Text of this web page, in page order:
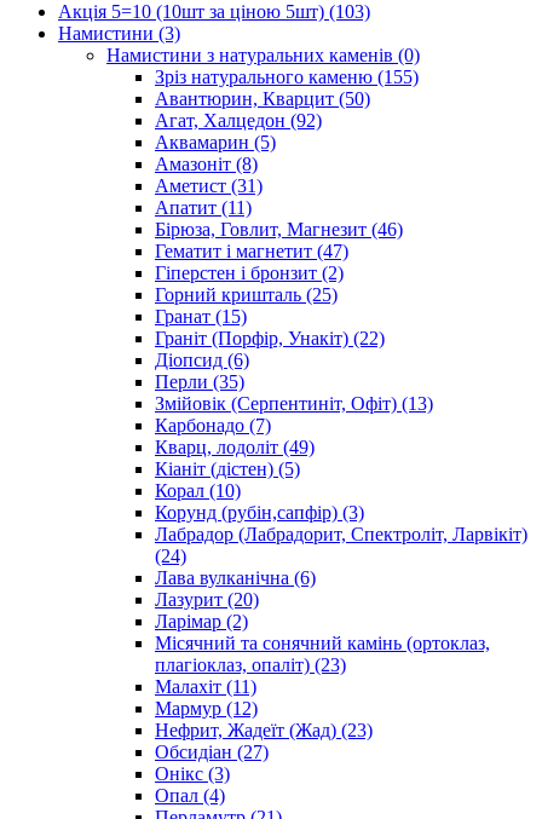
Акція 5=10 (10шт за ціною 5шт) (103)
Намистини (3)
Намистини з натуральних каменів (0)
Зріз натурального каменю (155)
Авантюрин, Кварцит (50)
Агат, Халцедон (92)
Аквамарин (5)
Амазоніт (8)
Аметист (31)
Апатит (11)
Бірюза, Говлит, Магнезит (46)
Гематит і магнетит (47)
Гіперстен і бронзит (2)
Горний кришталь (25)
Гранат (15)
Граніт (Порфір, Унакіт) (22)
Діопсид (6)
Перли (35)
Змійовік (Серпентиніт, Офіт) (13)
Карбонадо (7)
Кварц, лодоліт (49)
Кіаніт (дістен) (5)
Корал (10)
Корунд (рубін,сапфір) (3)
Лабрадор (Лабрадорит, Спектроліт, Ларвікіт)
(24)
Лава вулканічна (6)
Лазурит (20)
Ларімар (2)
Місячний та сонячний камінь (ортоклаз,
плагіоклаз, опаліт) (23)
Малахіт (11)
Мармур (12)
Нефрит, Жадеїт (Жад) (23)
Обсидіан (27)
Онікс (3)
Опал (4)